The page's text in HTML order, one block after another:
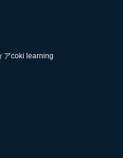
アcoki learning